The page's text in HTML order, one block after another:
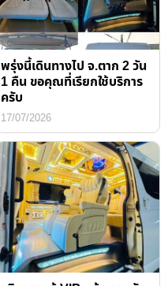
พรุ่งนี้เดินทางไป จ.ตาก 2 วัน
1 คืน ขอคุณที่เรียกใช้บริการ
ครับ
17/07/2026